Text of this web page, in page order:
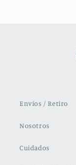
Envíos / Retiro
Nosotros
Cuidados